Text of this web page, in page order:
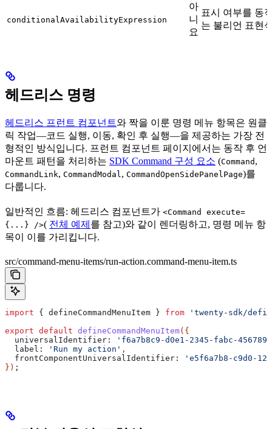
conditionalAvailabilityExpression
아
니
요
표시 여부를 동
는 불리언 표현
헤드리스 명령
헤드리스 프런트 컴포넌트와 짝을 이룬 명령 메뉴 항목은 원클
릭 작업—코드 실행, 이동, 확인 후 실행—을 제공하는 가장 전
형적인 방식입니다. 프런트 컴포넌트 페이지에서는 동작 후 언
마운트 패턴을 처리하는 SDK Command 구성 요소 (Command ,
CommandLink, CommandModal, CommandOpenSidePanelPage)를
다룹니다.
일반적인 흐름: 헤드리스 컴포넌트가 <Command execute=
{...} />( 전체 예제 를 참고)와 같이 렌더링하고, 명령 메뉴 항
목이 이를 가리킵니다.
src/command-menu-items/run-action.command-menu-item.ts
import { defineCommandMenuItem } from 'twenty-sdk/
export default defineCommandMenuItem({
  universalIdentifier:
'f6a7b8c9-d0e1-2345-fabc-
  label:
'Run my action' ,
  frontComponentUniversalIdentifier:
'e5f6a7b8-c9d0-
}) ;